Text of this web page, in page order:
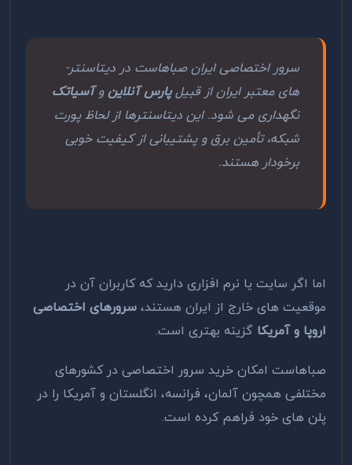
سرور اختصاصی ایران صباهاست در دیتاسنتر­
های معتبر ایران از قبیلپارس آنلاینوآسیا­تک
نگهداری می ­شود. این دیتاسنتر­ها از لحاظ پورت
شبکه، تأمین برق و پشتیبانی از کیفیت خوبی
برخودار هستند.
اما اگر سایت یا نرم افزاری دارید که کاربران آن در
موقعیت های خارج از ایران هستند، سرورهای اختصاصی
اروپا و آمریکا گزینه بهتری است.
صباهاست امکان خرید سرور اختصاصی در کشورهای
مختلفی همچون آلمان، فرانسه، انگلستان و آمریکا را در
پلن های خود فراهم کرده است.